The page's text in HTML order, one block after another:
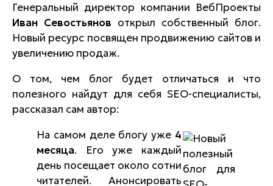
Все контакты
Генеральный директор компании ВебПроекты
Иван Севостьянов открыл собственный блог.
Новый ресурс посвящен продвижению сайтов и
увеличению продаж.
О том, чем блог будет отличаться и что
полезного найдут для себя SEO-специалисты,
рассказал сам автор:
На самом деле блогу уже 4
месяца. Его уже каждый
день посещает около сотни
читателей. Анонсировать